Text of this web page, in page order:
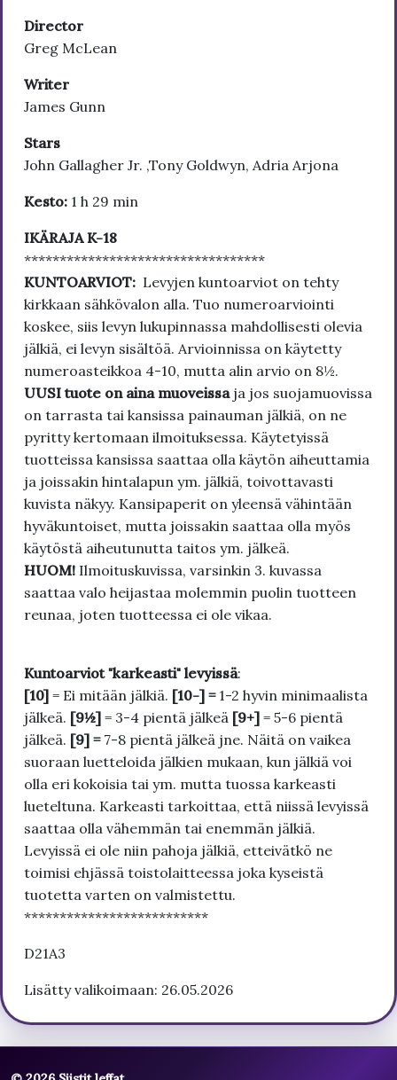
Director
Greg McLean
Writer
James Gunn
Stars
John Gallagher Jr. ,Tony Goldwyn, Adria Arjona
Kesto: 1 h 29 min
IKÄRAJA K-18
**********************************
KUNTOARVIOT: Levyjen kuntoarviot on tehty
kirkkaan sähkövalon alla. Tuo numeroarviointi
koskee, siis levyn lukupinnassa mahdollisesti olevia
jälkiä, ei levyn sisältöä. Arvioinnissa on käytetty
numeroasteikkoa 4-10, mutta alin arvio on 8½.
UUSI tuote on aina muoveissa ja jos suojamuovissa
on tarrasta tai kansissa painauman jälkiä, on ne
pyritty kertomaan ilmoituksessa. Käytetyissä
tuotteissa kansissa saattaa olla käytön aiheuttamia
ja joissakin hintalapun ym. jälkiä, toivottavasti
kuvista näkyy. Kansipaperit on yleensä vähintään
hyväkuntoiset, mutta joissakin saattaa olla myös
käytöstä aiheutunutta taitos ym. jälkeä.
HUOM! Ilmoituskuvissa, varsinkin 3. kuvassa
saattaa valo heijastaa molemmin puolin tuotteen
reunaa, joten tuotteessa ei ole vikaa.
Kuntoarviot "karkeasti" levyissä:
[10] = Ei mitään jälkiä. [10-] = 1-2 hyvin minimaalista
jälkeä. [9½] = 3-4 pientä jälkeä [9+] = 5-6 pientä
jälkeä. [9] = 7-8 pientä jälkeä jne. Näitä on vaikea
suoraan luetteloida jälkien mukaan, kun jälkiä voi
olla eri kokoisia tai ym. mutta tuossa karkeasti
lueteltuna. Karkeasti tarkoittaa, että niissä levyissä
saattaa olla vähemmän tai enemmän jälkiä.
Levyissä ei ole niin pahoja jälkiä, etteivätkö ne
toimisi ehjässä toistolaitteessa joka kyseistä
tuotetta varten on valmistettu.
**************************
D21A3
Lisätty valikoimaan: 26.05.2026